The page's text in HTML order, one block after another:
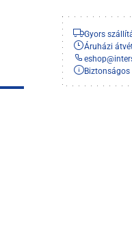
Gyors
Áruházi
eshop@